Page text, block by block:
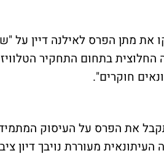
את מתן הפרס לאילנה דיין על
החלוצית בתחום התחקיר
חוקרים".
את הפרס על העיסוק
העיתונאית מעוררת נויבך דיון